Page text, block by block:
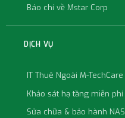
Báo chí về Mstar Corp
DỊCH VỤ
IT Thuê Ngoài M-TechCare
Khảo sát hạ tầng miễn phí
Sửa chữa & bảo hành NAS